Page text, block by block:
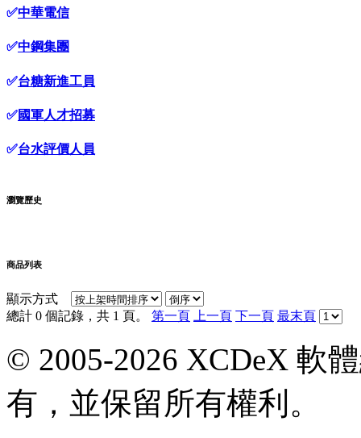
✅中華電信
✅中鋼集團
✅台糖新進工員
✅國軍人才招募
✅台水評價人員
瀏覽歷史
商品列表
顯示方式
總計 0 個記錄，共 1 頁。 第一頁 上一頁 下一頁 最末頁
© 2005-2026 XCDeX 軟
有，並保留所有權利。